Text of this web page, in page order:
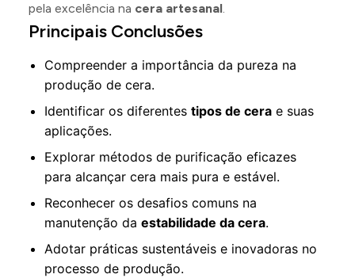
pela excelência na cera artesanal.
Principais Conclusões
Compreender a importância da pureza na
produção de cera.
Identificar os diferentes tipos de cera e suas
aplicações.
Explorar métodos de purificação eficazes
para alcançar cera mais pura e estável.
Reconhecer os desafios comuns na
manutenção da estabilidade da cera.
Adotar práticas sustentáveis e inovadoras no
processo de produção.